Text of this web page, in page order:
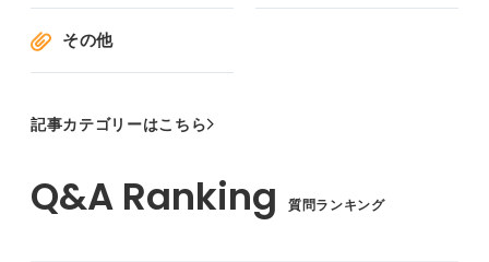
その他
記事カテゴリーはこちら
質問ランキング